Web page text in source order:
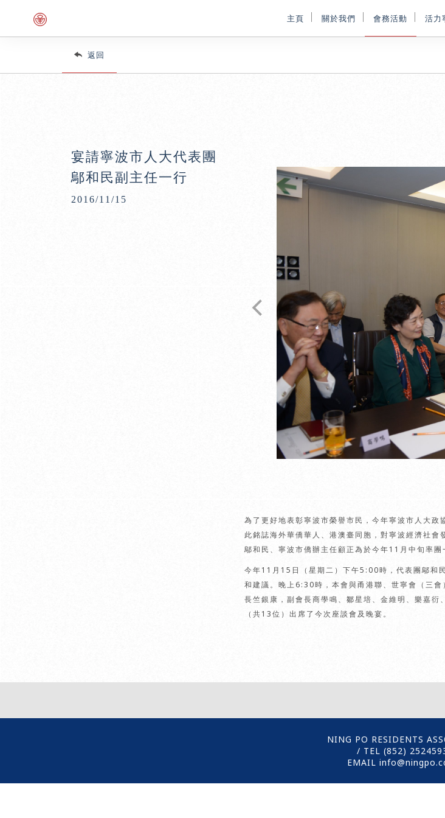
主頁 關於我們 會務活動 活力
返回
宴請寧波市人大代表團
鄔和民副主任一行
2016/11/15
為了更好地表彰寧波市榮譽市民，今年寧波市人大
此銘誌海外華僑華人、港澳臺同胞，對寧波經濟社
鄔和民、寧波市僑辦主任顧正為於今年11月中旬率團
今年11月15日（星期二）下午5:00時，代表團鄔和
和建議。晚上6:30時，本會與甬港聯、世寧會（三
長竺銀康，副會長商學鳴、鄒星培、金維明、樂嘉
（共13位）出席了今次座談會及晚宴。
NING PO RESIDENTS
/ TEL (852)
EMAIL